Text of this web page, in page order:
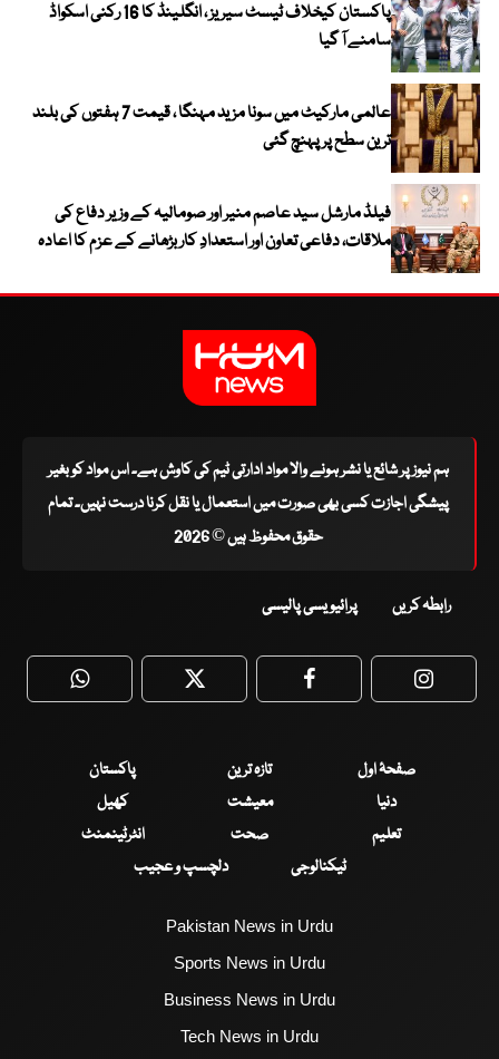
پاکستان کیخلاف ٹیسٹ سیریز ، انگلینڈ کا 16 رکنی اسکواڈ
سامنے آ گیا
عالمی مارکیٹ میں سونا مزید مہنگا ، قیمت 7 ہفتوں کی بلند
ترین سطح پر پہنچ گئی
فیلڈ مارشل سید عاصم منیر اور صومالیہ کے وزیر دفاع کی
ملاقات، دفاعی تعاون اور استعدادِ کار بڑھانے کے عزم کا اعادہ
ہم نیوز پر شائع یا نشر ہونے والا مواد ادارتی ٹیم کی کاوش ہے۔ اس مواد کو بغیر
پیشگی اجازت کسی بھی صورت میں استعمال یا نقل کرنا درست نہیں۔ تمام
حقوق محفوظ ہیں © 2026
رابطہ کریں پرائیویسی پالیسی
WhatsApp Twitter Facebook
صفحۂ اول تازہ ترین
پاکستان
دنیا
معیشت
کھیل
تعلیم
صحت
انٹرٹینمنٹ
ٹیکنالوجی
دلچسپ و عجیب
Pakistan News in Urdu
Sports News in Urdu
Business News in Urdu
Tech News in Urdu